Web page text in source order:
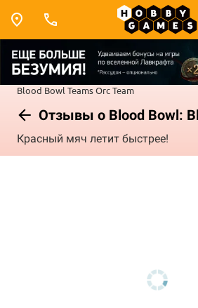
Blood Bowl TeamsOrc Team
Отзывы о Blood Bowl:
Красный мяч летит быстрее!